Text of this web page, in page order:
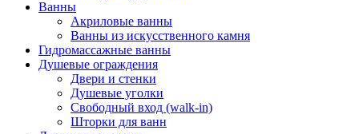
Ванны
Акриловые ванны
Ванны из искусственного камня
Гидромассажные ванны
Душевые ограждения
Двери и стенки
Душевые уголки
Свободный вход (walk-in)
Шторки для ванн